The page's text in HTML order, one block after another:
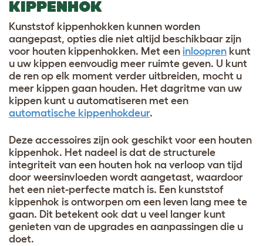
KIPPENHOK
Kunststof kippenhokken kunnen worden
aangepast, opties die niet altijd beschikbaar zijn
voor houten kippenhokken. Met een inloopren kunt
u uw kippen eenvoudig meer ruimte geven. U kunt
de ren op elk moment verder uitbreiden, mocht u
meer kippen gaan houden. Het dagritme van uw
kippen kunt u automatiseren met een
automatische kippenhokdeur.
Deze accessoires zijn ook geschikt voor een houten
kippenhok. Het nadeel is dat de structurele
integriteit van een houten hok na verloop van tijd
door weersinvloeden wordt aangetast, waardoor
het een niet-perfecte match is. Een kunststof
kippenhok is ontworpen om een leven lang mee te
gaan. Dit betekent ook dat u veel langer kunt
genieten van de upgrades en aanpassingen die u
doet.